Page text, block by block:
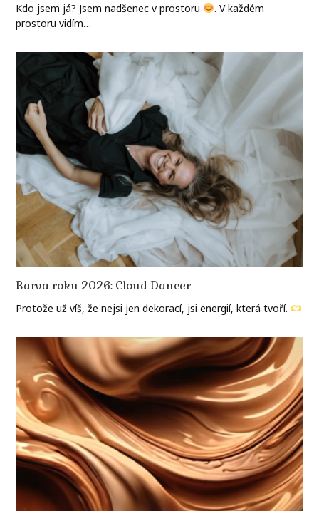
Kdo jsem já? Jsem nadšenec v prostoru
. V každém
prostoru vidím…
Barva roku 2026: Cloud Dancer
Protože už víš, že nejsi jen dekorací, jsi energií, která tvoří.